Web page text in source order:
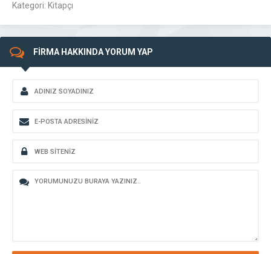
Kategori: Kitapçı
FİRMA HAKKINDA YORUM YAP